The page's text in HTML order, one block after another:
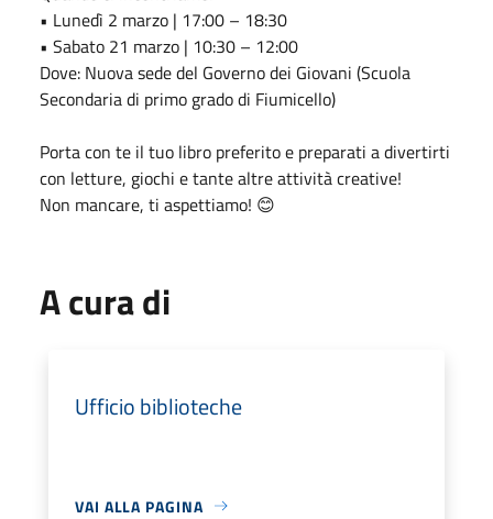
• Lunedì 2 marzo | 17:00 – 18:30
• Sabato 21 marzo | 10:30 – 12:00
Dove: Nuova sede del Governo dei Giovani (Scuola
Secondaria di primo grado di Fiumicello)
Porta con te il tuo libro preferito e preparati a divertirti
con letture, giochi e tante altre attività creative!
Non mancare, ti aspettiamo! 😊
A cura di
Ufficio biblioteche
VAI ALLA PAGINA